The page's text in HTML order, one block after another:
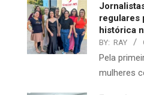
regulares
histórica
BY: RAY
Pela
mulheres